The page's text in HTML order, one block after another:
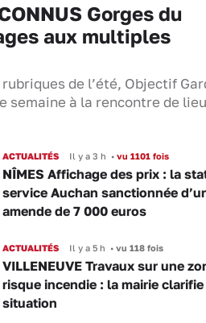
Gorges du
aux multiples
de l’été, Objectif
semaine à la rencontre de
ACTUALITÉS Il y a 3 h •vu 1101 fois
NÎMES Affichage des prix : la
service Auchan sanctionnée
amende de 7 000 euros
ACTUALITÉS Il y a 5 h •vu 118 fois
VILLENEUVE Travaux sur une
risque incendie : la mairie
situation